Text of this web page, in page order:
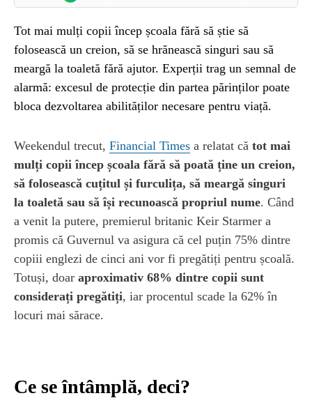
Tot mai mulți copii încep școala fără să știe să
folosească un creion, să se hrănească singuri sau să
meargă la toaletă fără ajutor. Experții trag un semnal de
alarmă: excesul de protecție din partea părinților poate
bloca dezvoltarea abilităților necesare pentru viață.
Weekendul trecut, Financial Times a relatat că tot mai
mulți copii încep școala fără să poată ține un creion,
să folosească cuțitul și furculița, să meargă singuri
la toaletă sau să își recunoască propriul nume. Când
a venit la putere, premierul britanic Keir Starmer a
promis că Guvernul va asigura că cel puțin 75% dintre
copiii englezi de cinci ani vor fi pregătiți pentru școală.
Totuși, doar aproximativ 68% dintre copii sunt
considerați pregătiți, iar procentul scade la 62% în
locuri mai sărace.
Ce se întâmplă, deci?